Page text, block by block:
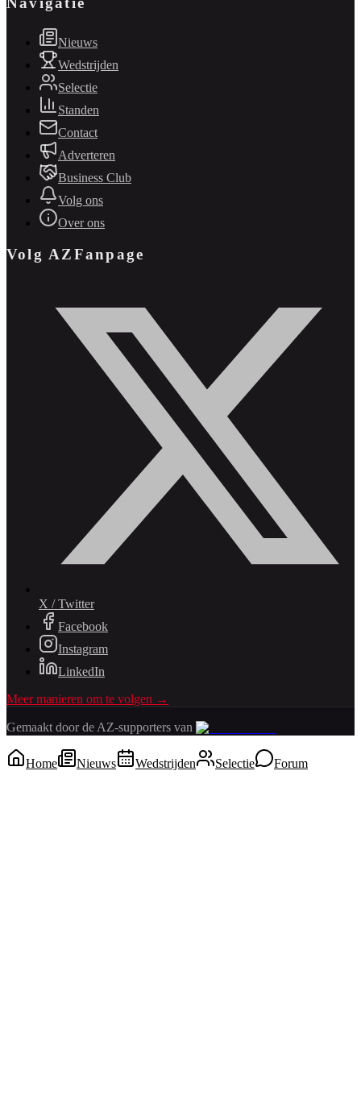
Nieuws
Wedstrijden
Selectie
Standen
Contact
Adverteren
Business Club
Volg ons
Over ons
Volg AZFanpage
X / Twitter
Facebook
Instagram
LinkedIn
Meer manieren om te volgen →
Gemaakt door de AZ-supporters van
Home Nieuws Wedstrijden Selectie Forum